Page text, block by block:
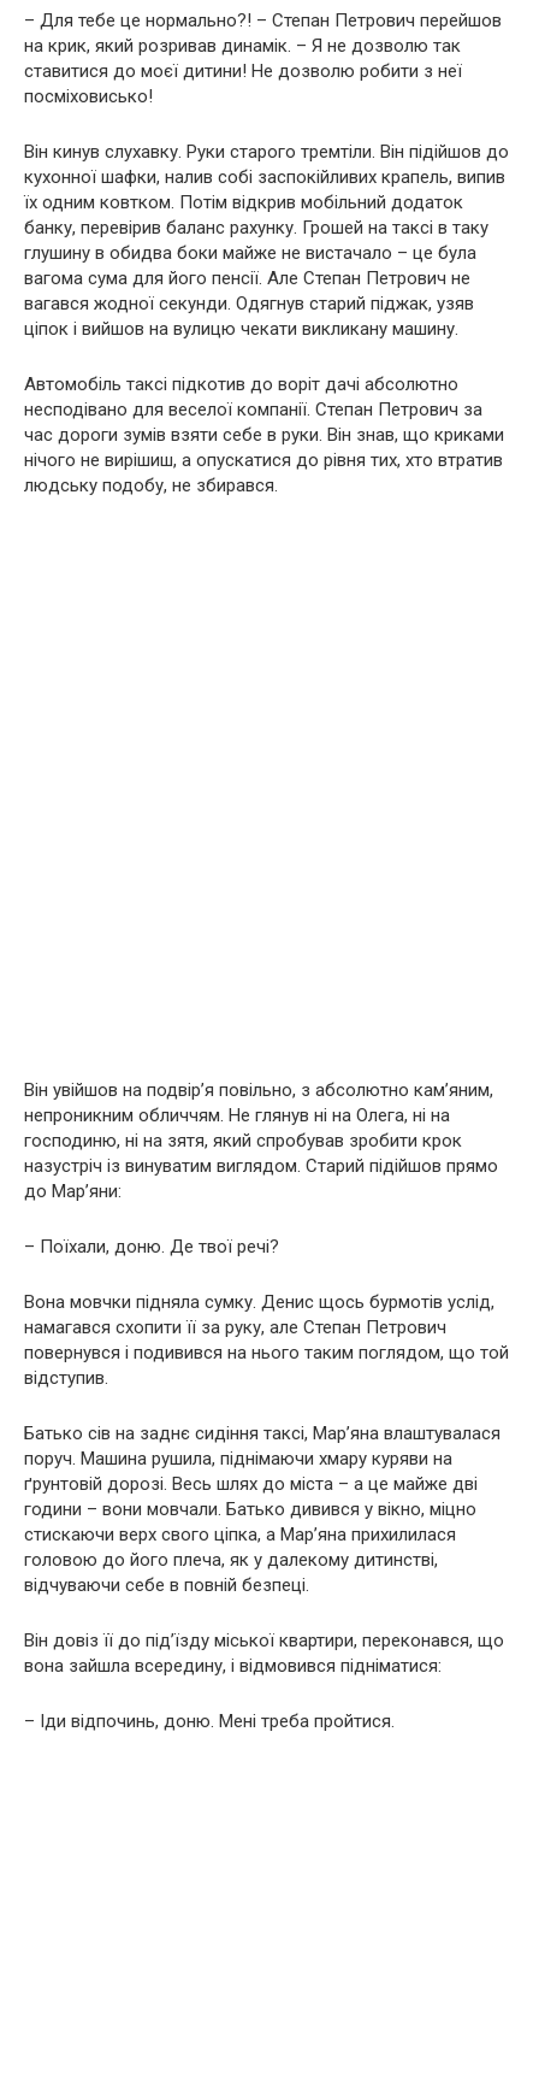
– Для тебе це нормально?! – Степан Петрович перейшов
на крик, який розривав динамік. – Я не дозволю так
ставитися до моєї дитини! Не дозволю робити з неї
посміховисько!
Він кинув слухавку. Руки старого тремтіли. Він підійшов до
кухонної шафки, налив собі заспокійливих крапель, випив
їх одним ковтком. Потім відкрив мобільний додаток
банку, перевірив баланс рахунку. Грошей на таксі в таку
глушину в обидва боки майже не вистачало – це була
вагома сума для його пенсії. Але Степан Петрович не
вагався жодної секунди. Одягнув старий піджак, узяв
ціпок і вийшов на вулицю чекати викликану машину.
Автомобіль таксі підкотив до воріт дачі абсолютно
несподівано для веселої компанії. Степан Петрович за
час дороги зумів взяти себе в руки. Він знав, що криками
нічого не вирішиш, а опускатися до рівня тих, хто втратив
людську подобу, не збирався.
Він увійшов на подвір’я повільно, з абсолютно кам’яним,
непроникним обличчям. Не глянув ні на Олега, ні на
господиню, ні на зятя, який спробував зробити крок
назустріч із винуватим виглядом. Старий підійшов прямо
до Мар’яни:
– Поїхали, доню. Де твої речі?
Вона мовчки підняла сумку. Денис щось бурмотів услід,
намагався схопити її за руку, але Степан Петрович
повернувся і подивився на нього таким поглядом, що той
відступив.
Батько сів на заднє сидіння таксі, Мар’яна влаштувалася
поруч. Машина рушила, піднімаючи хмару куряви на
ґрунтовій дорозі. Весь шлях до міста – а це майже дві
години – вони мовчали. Батько дивився у вікно, міцно
стискаючи верх свого ціпка, а Мар’яна прихилилася
головою до його плеча, як у далекому дитинстві,
відчуваючи себе в повній безпеці.
Він довіз її до під’їзду міської квартири, переконався, що
вона зайшла всередину, і відмовився підніматися:
– Іди відпочинь, доню. Мені треба пройтися.